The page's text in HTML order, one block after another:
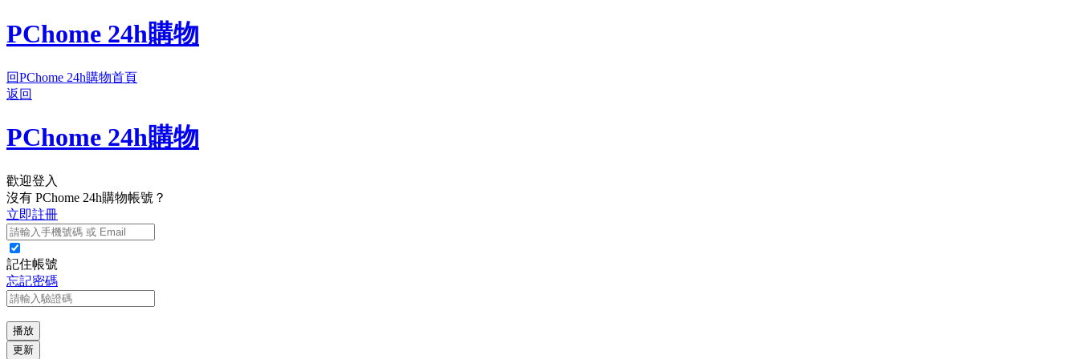
PChome 24h購物
回PChome 24h購物首頁
返回
PChome 24h購物
歡迎登入
沒有 PChome 24h購物帳號？
立即註冊
記住帳號
忘記密碼
播放
更新